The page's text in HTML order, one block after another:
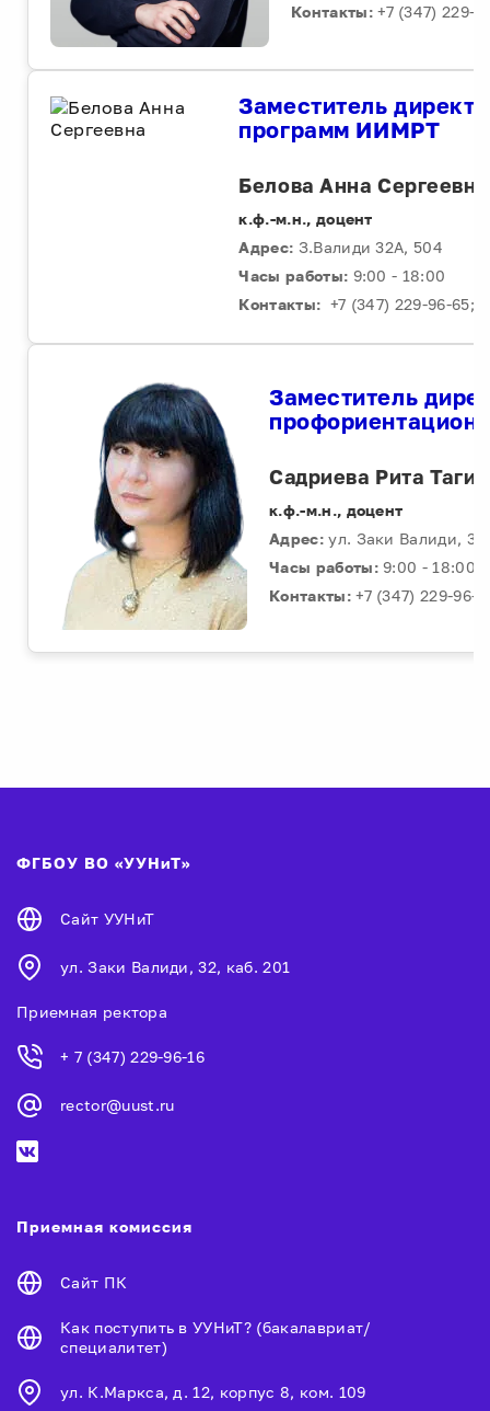
Контакты:+7 (347) 229-
Заместитель
программ ИИМРТ
Белова Анна Сергеевна
к.ф.-м.н., доцент
Адрес: З.Валиди 32А, 504
Часы работы: 9:00 - 18:00
Контакты: +7 (347) 229-96-65;
Заместитель
Садриева Рита
к.ф.-м.н., доцент
Адрес:ул. Заки Валиди,
Часы работы:9:00 - 18:00
Контакты:+7 (347) 229-96-
ФГБОУ ВО «УУНиТ»
Сайт УУНиТ
ул. Заки Валиди, 32, каб. 201
Приемная ректора
+ 7 (347) 229-96-16
rector@uust.ru
Приемная комиссия
Сайт ПК
Как поступить в УУНиТ? (бакалавриат/
специалитет)
ул. К.Маркса, д. 12, корпус 8, ком. 109